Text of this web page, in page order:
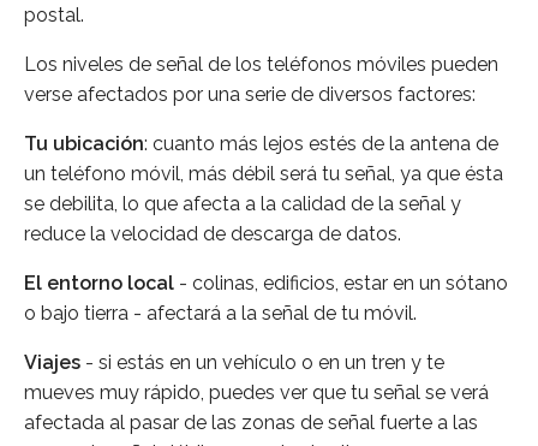
postal.
Los niveles de señal de los teléfonos móviles pueden
verse afectados por una serie de diversos factores:
Tu ubicación: cuanto más lejos estés de la antena de
un teléfono móvil, más débil será tu señal, ya que ésta
se debilita, lo que afecta a la calidad de la señal y
reduce la velocidad de descarga de datos.
El entorno local - colinas, edificios, estar en un sótano
o bajo tierra - afectará a la señal de tu móvil.
Viajes - si estás en un vehículo o en un tren y te
mueves muy rápido, puedes ver que tu señal se verá
afectada al pasar de las zonas de señal fuerte a las